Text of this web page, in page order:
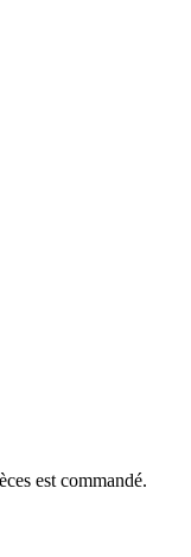
est commandé.